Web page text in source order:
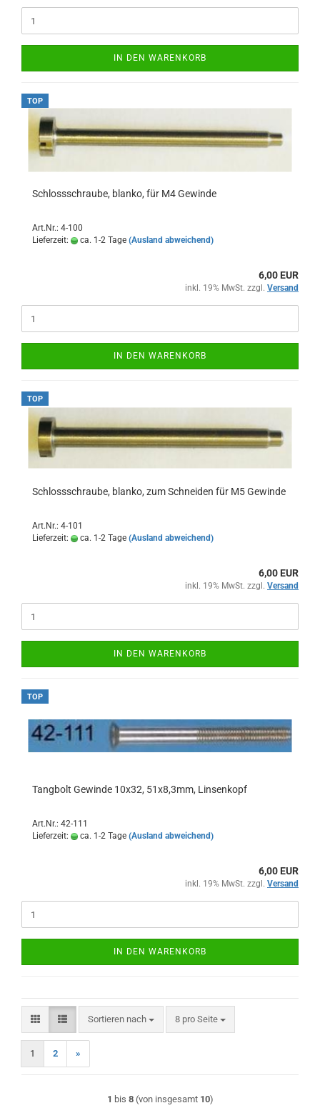
IN DEN WARENKORB
TOP
Schlossschraube, blanko, für M4 Gewinde
Art.Nr.: 4-100
Lieferzeit:
ca. 1-2 Tage (Ausland abweichend)
6,00 EUR
inkl. 19% MwSt. zzgl. Versand
IN DEN WARENKORB
TOP
Schlossschraube, blanko, zum Schneiden für M5 Gewinde
Art.Nr.: 4-101
Lieferzeit:
ca. 1-2 Tage (Ausland abweichend)
6,00 EUR
inkl. 19% MwSt. zzgl. Versand
IN DEN WARENKORB
TOP
Tangbolt Gewinde 10x32, 51x8,3mm, Linsenkopf
Art.Nr.: 42-111
Lieferzeit:
ca. 1-2 Tage (Ausland abweichend)
6,00 EUR
inkl. 19% MwSt. zzgl. Versand
IN DEN WARENKORB
Sortieren nach
Sortieren nach 8 pro Seite
pro Seite
1 2 »
1 bis 8(von insgesamt 10)